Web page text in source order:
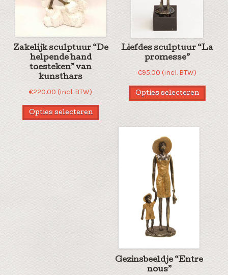
Zakelijk sculptuur “De
helpende hand
toesteken” van
kunsthars
€220.00 (incl. BTW)
Opties selecteren
Liefdes sculptuur “La
promesse”
€95.00 (incl. BTW)
Opties selecteren
Gezinsbeeldje “Entre
nous”